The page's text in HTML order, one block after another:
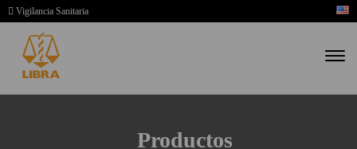
Vigilancia Sanitaria
Productos